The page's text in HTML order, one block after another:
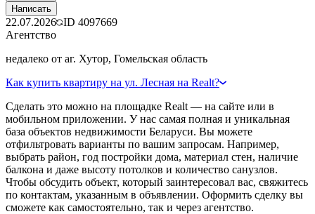
Написать
22.07.2026 ID 4097669
Агентство
недалеко от аг. Хутор, Гомельская область
Как купить квартиру на ул. Лесная на Realt?
Сделать это можно на площадке Realt — на сайте или в
мобильном приложении. У нас самая полная и уникальная
база объектов недвижимости Беларуси. Вы можете
отфильтровать варианты по вашим запросам. Например,
выбрать район, год постройки дома, материал стен, наличие
балкона и даже высоту потолков и количество санузлов.
Чтобы обсудить объект, который заинтересовал вас, свяжитесь
по контактам, указанным в объявлении. Оформить сделку вы
сможете как самостоятельно, так и через агентство.